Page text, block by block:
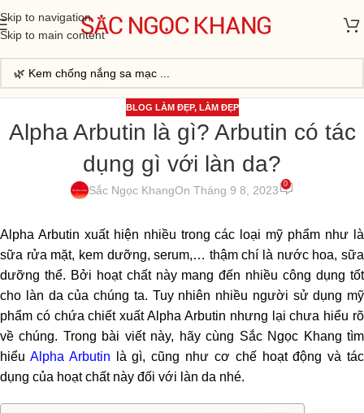
Skip to navigation
Skip to main content
BLOG LÀM ĐẸP, LÀM ĐẸP
Alpha Arbutin là gì? Arbutin có tác
dụng gì với làn da?
Sắc Ngọc KhangOn Tháng 9 8, 2023 0
Alpha Arbutin xuất hiện nhiều trong các loại mỹ phẩm như là
sữa rửa mặt, kem dưỡng, serum,… thậm chí là nước hoa, sữa
dưỡng thể. Bởi hoạt chất này mang đến nhiều công dụng tốt
cho làn da của chúng ta. Tuy nhiên nhiều người sử dụng mỹ
phẩm có chứa chiết xuấtAlpha Arbutin nhưng lại chưa hiểu rõ
về chúng. Trong bài viết này, hãy cùng Sắc Ngọc Khang tìm
hiểu Alpha Arbutin là gì, cũng như cơ chế hoạt động và tác
dụng của hoạt chất này đối với làn da nhé.